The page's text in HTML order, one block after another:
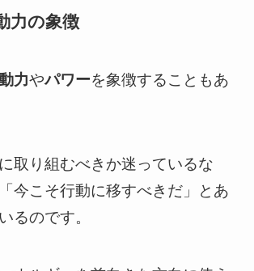
力の象徴
力やパワーを象徴することもあ
取り組むべきか迷っているな
今こそ行動に移すべきだ」とあ
るのです。